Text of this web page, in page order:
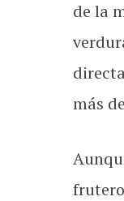
de la
más